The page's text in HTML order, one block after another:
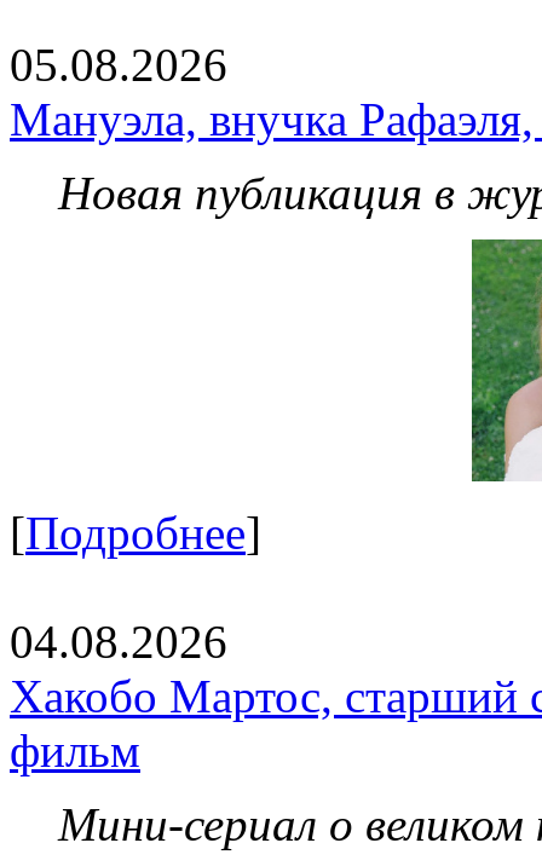
05.08.2026
Мануэла, внучка
Новая публикация в
[Подробнее]
04.08.2026
Хакобо Мартос, старший
фильм
Мини-сериал о великом